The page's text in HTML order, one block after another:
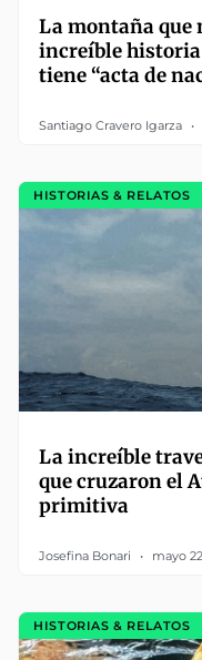
La montaña que
increíble
tiene “acta de
Santiago Cravero Igarza
HISTORIAS & RELATOS
La increíble
que cruzaron el
primitiva
Josefina Bonari mayo
HISTORIAS & RELATOS